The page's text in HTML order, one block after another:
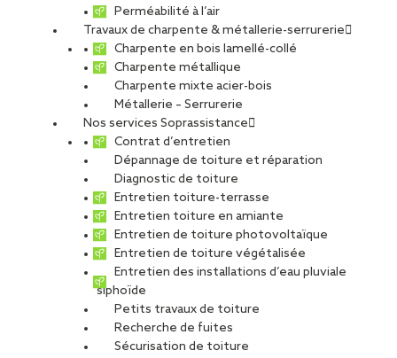
Perméabilité à l’air
Travaux de charpente & métallerie-serrurerie
Charpente en bois lamellé-collé
Charpente métallique
Charpente mixte acier-bois
Métallerie – Serrurerie
Nos services Soprassistance
Contrat d’entretien
Dépannage de toiture et réparation
Diagnostic de toiture
Entretien toiture-terrasse
Entretien toiture en amiante
Entretien de toiture photovoltaïque
Entretien de toiture végétalisée
Entretien des installations d’eau pluviale
siphoïde
Petits travaux de toiture
Recherche de fuites
Sécurisation de toiture